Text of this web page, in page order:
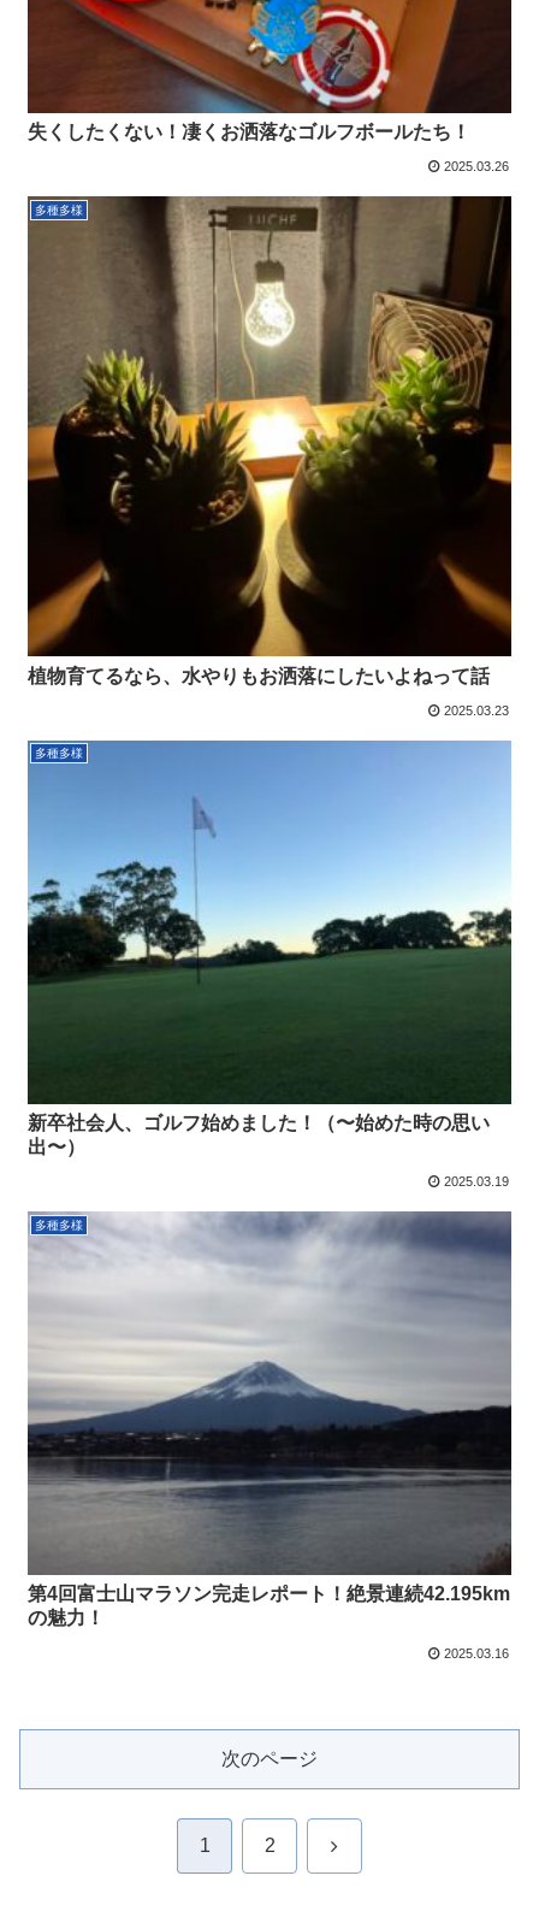
失くしたくない！凄くお洒落なゴルフボールたち！
2025.03.26
多種多様
植物育てるなら、水やりもお洒落にしたいよねって話
2025.03.23
多種多様
新卒社会人、ゴルフ始めました！（〜始めた時の思い
出〜）
2025.03.19
多種多様
第4回富士山マラソン完走レポート！絶景連続42.195km
の魅力！
2025.03.16
次のページ
1 2 次